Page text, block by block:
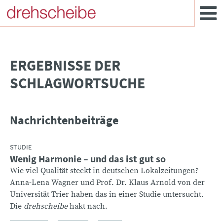
­ERGEBNISSE DER
SCHLAGWORTSUCHE
Nachrichtenbeiträge
STUDIE
Wenig Harmonie – und das ist gut so
Wie viel Qualität steckt in deutschen Lokalzeitungen?
Anna-Lena Wagner und Prof. Dr. Klaus Arnold von der
Universität Trier haben das in einer Studie untersucht.
Die drehscheibehakt nach.